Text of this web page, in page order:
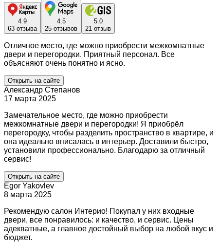
4.9
63 отзыва
4.5
25 отзывов
5.0
21 отзыв
Отличное место, где можно приобрести межкомнатные
двери и перегородки. Приятный персонал. Все
объясняют очень понятно и ясно.
Открыть на сайте
Александр Степанов
17 марта 2025
Замечательное место, где можно приобрести
межкомнатные двери и перегородки! Я приобрёл
перегородку, чтобы разделить пространство в квартире, и
она идеально вписалась в интерьер. Доставили быстро,
установили профессионально. Благодарю за отличный
сервис!
Открыть на сайте
Egor Yakovlev
8 марта 2025
Рекомендую салон Интерио! Покупал у них входные
двери, все понравилось: и качество, и сервис. Цены
адекватные, а главное достойный выбор на любой вкус и
бюджет.